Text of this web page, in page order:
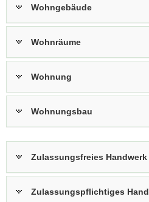
Wohngebäude
Wohnräume
Wohnung
Wohnungsbau
Zulassungsfreies Handwerk
Zulassungspflichtiges